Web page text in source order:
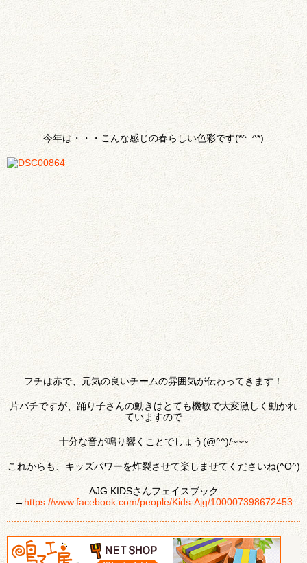
今年は・・・こんな感じの春らしい色彩です(*^_^*)
フチは赤で、元気の良いチームの雰囲気が伝わってきます！
片バチですが、踊り子さんの動きはとても機敏で大変激しく動かれ
ていますので
十分な音が鳴り響くことでしょう(@^^)/~~~
これからも、キッズパワーを炸裂させて楽しませてくださいね(^O^)
AJG KIDSさんフェイスブック
→https://www.facebook.com/people/Kids-Ajg/100007398672453